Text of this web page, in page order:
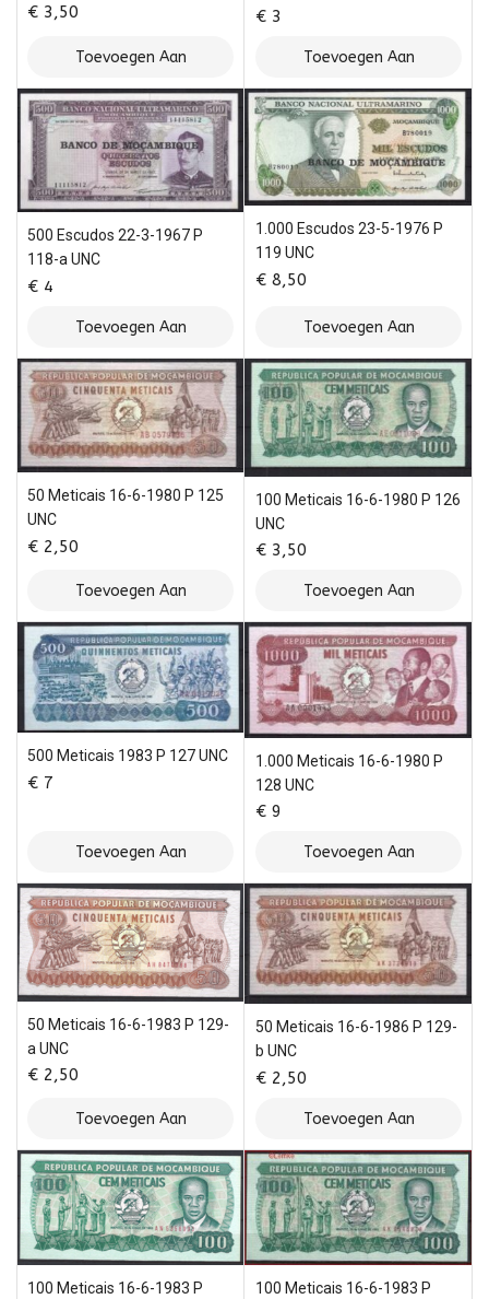
€ 3,50
Toevoegen Aan
Winkelwagen
€ 3
Toevoegen Aan
Winkelwagen
500 Escudos 22-3-1967 P
118-a UNC
€ 4
Toevoegen Aan
Winkelwagen
1.000 Escudos 23-5-1976 P
119 UNC
€ 8,50
Toevoegen Aan
Winkelwagen
50 Meticais 16-6-1980 P 125
UNC
€ 2,50
Toevoegen Aan
Winkelwagen
100 Meticais 16-6-1980 P 126
UNC
€ 3,50
Toevoegen Aan
Winkelwagen
500 Meticais 1983 P 127 UNC
€ 7
Toevoegen Aan
Winkelwagen
1.000 Meticais 16-6-1980 P
128 UNC
€ 9
Toevoegen Aan
Winkelwagen
50 Meticais 16-6-1983 P 129-
a UNC
€ 2,50
Toevoegen Aan
Winkelwagen
50 Meticais 16-6-1986 P 129-
b UNC
€ 2,50
Toevoegen Aan
Winkelwagen
100 Meticais 16-6-1983 P
100 Meticais 16-6-1983 P